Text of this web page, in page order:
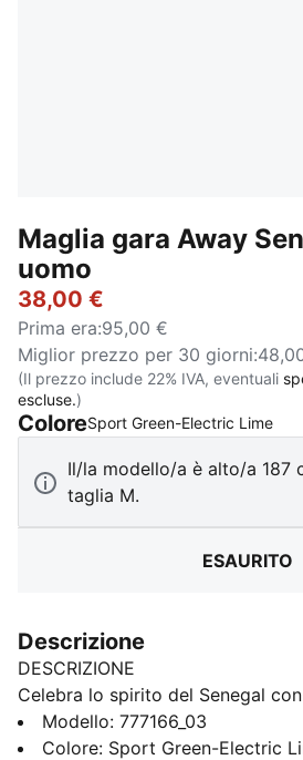
Maglia gara Away
uomo
38,00 €
Prima era:95,00 €
Miglior prezzo per 30 giorni:
(Il prezzo include 22% IVA, eventuali
escluse.)
ColoreSport Green-Electric Lime:
Il/la modello/a è alto/a 187
taglia M.
ESAURITO
Descrizione
DESCRIZIONE
Celebra lo spirito del Senegal
PUMA. Caratterizzato dal
design ispirato all'espressione
Modello: 777166_03
Colore: Sport Green-Electric